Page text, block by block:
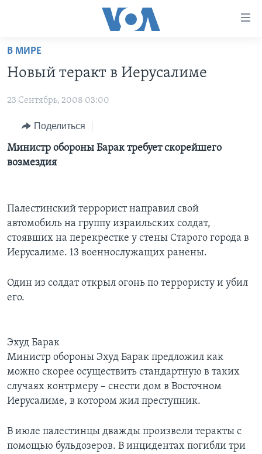
Перейти
основной
Перейти
навигации
Перейти
АМЕРИКА
НОВОСТИ ЗА МИНУТУ
ИТОГИ
ПОЧЕМУ ЭТО ВАЖНО?
ДЕТАЛИ
НЬЮ-ЙОРК NEW YORK
АМЕРИКА. БОЛЬШОЕ ПУТЕШЕСТВИЕ
ПРОЕКТЫ
УЧИМ АНГЛИЙСКИЙ
НАША АМЕРИКАНСКАЯ ИСТОРИЯ
А КАК В АМЕРИКЕ?
АМЕРИКАНСКИЕ ГОРОДКИ
ЭКСПЕРТИЗА
ИНТЕРВЬЮ
ФАКТЫ ПРОТИВ ФЕЙКОВ
УЧИМ АНГЛИЙСКИЙ
ПОДПИСКА НА НОВОСТИ
Learning English
Языки
В МИРЕ
Новый теракт в Иерусалиме
23 Сентябрь, 2008 03:00
Поделиться
Министр обороны Барак требует скорейшего
возмездия
Палестинский террорист направил свой
автомобиль на группу израильских солдат,
стоявших на перекрестке у стены Старого города в
Иерусалиме. 13 военнослужащих ранены.
Один из солдат открыл огонь по террористу и убил
его.
Эхуд Барак
Министр обороны Эхуд Барак предложил как
можно скорее осуществить стандартную в таких
случаях контрмеру – снести дом в Восточном
Иерусалиме, в котором жил преступник.
В июле палестинцы дважды произвели теракты с
помощью бульдозеров. В инцидентах погибли три